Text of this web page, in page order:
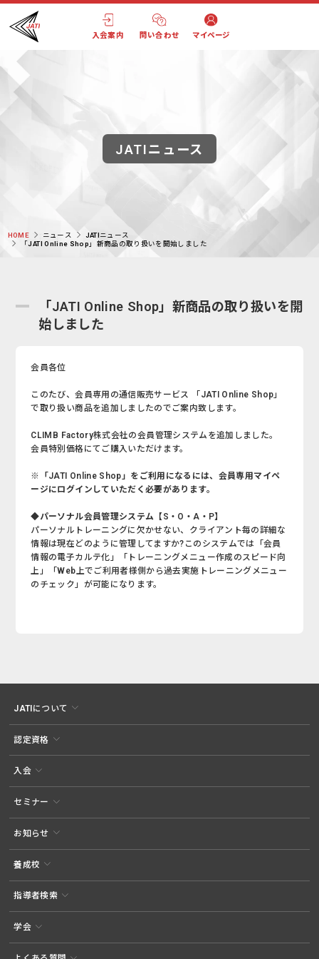
入会案内 問い合わせ マイページ
JATIニュース
HOME ニュース
JATIニュース
「JATI Online Shop」新商品の取り扱いを開始しました
「JATI Online Shop」新商品の取り扱いを開
始しました
会員各位
このたび、会員専用の通信販売サービス 「JATI Online Shop」
で取り扱い商品を追加しましたのでご案内致します。
CLIMB Factory株式会社の会員管理システムを追加しました。
会員特別価格にてご購入いただけます。
※「JATI Online Shop」をご利用になるには、会員専用マイペ
ージにログインしていただく必要があります。
◆パーソナル会員管理システム【S・O・A・P】
パーソナルトレーニングに欠かせない、クライアント毎の詳細な
情報は現在どのように管理してますか?このシステムでは「会員
情報の電子カルテ化」「トレーニングメニュー作成のスピード向
上」「Web上でご利用者様側から過去実施トレーニングメニュー
のチェック」が可能になります。
JATIについて
認定資格
入会
セミナー
お知らせ
養成校
指導者検索
学会